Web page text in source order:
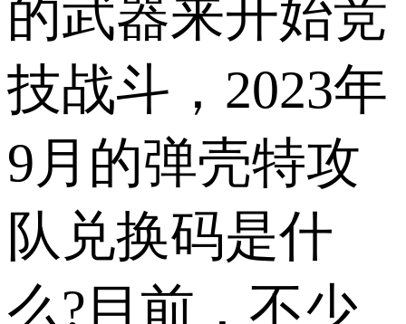
的武器来开始竞
技战斗，2023年
9月的弹壳特攻
队兑换码是什
么?目前，不少